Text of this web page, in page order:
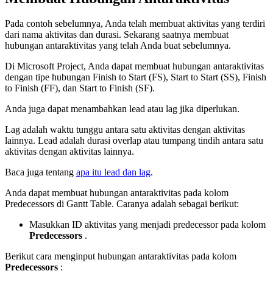
Pada contoh sebelumnya, Anda telah membuat aktivitas yang terdiri
dari nama aktivitas dan durasi. Sekarang saatnya membuat
hubungan antaraktivitas yang telah Anda buat sebelumnya.
Di Microsoft Project, Anda dapat membuat hubungan antaraktivitas
dengan tipe hubungan Finish to Start (FS), Start to Start (SS), Finish
to Finish (FF), dan Start to Finish (SF).
Anda juga dapat menambahkan lead atau lag jika diperlukan.
Lag adalah waktu tunggu antara satu aktivitas dengan aktivitas
lainnya. Lead adalah durasi overlap atau tumpang tindih antara satu
aktivitas dengan aktivitas lainnya.
Baca juga tentang apa itu lead dan lag.
Anda dapat membuat hubungan antaraktivitas pada kolom
Predecessors di Gantt Table. Caranya adalah sebagai berikut:
Masukkan ID aktivitas yang menjadi predecessor pada kolom
Predecessors .
Berikut cara menginput hubungan antaraktivitas pada kolom
Predecessors :